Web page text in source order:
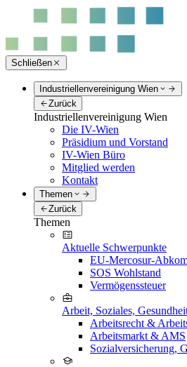
Schließen
Industriellenvereinigung Wien
Zurück
Industriellenvereinigung Wien
Die IV-Wien
Präsidium und Vorstand
IV-Wien Büro
Mitglied werden
Kontakt
Themen
Zurück
Themen
Aktuelle Schwerpunkte
EU-Mercosur-
SOS Wohlstand
Vermögenssteuer
Arbeit, Soziales,
Arbeitsrecht &
Arbeitsmarkt & AMS
Sozialversicherung,